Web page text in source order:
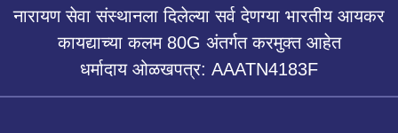
नारायण सेवा संस्थानला दिलेल्या सर्व देणग्या भारतीय आयकर
कायद्याच्या कलम 80G अंतर्गत करमुक्त आहेत
धर्मादाय ओळखपत्र: AAATN4183F